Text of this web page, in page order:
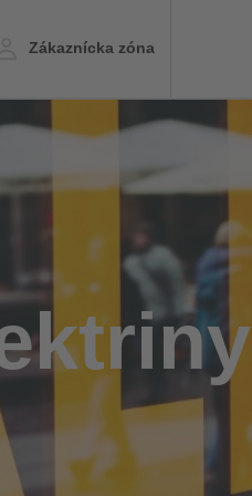
Zákaznícka zóna